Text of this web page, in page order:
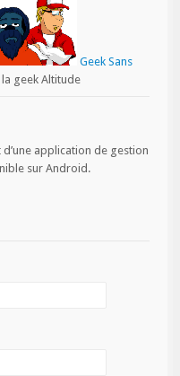
Geek Sans
geek Altitude
d’une application de gestion
sur Android.